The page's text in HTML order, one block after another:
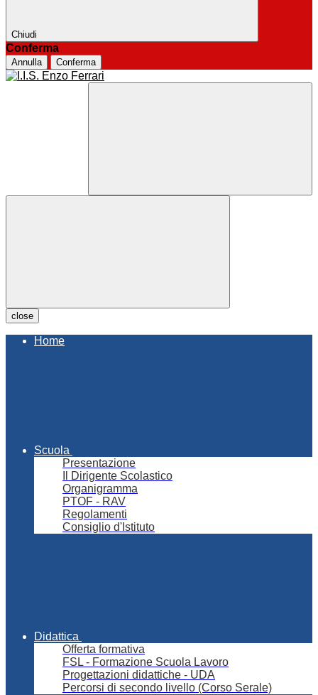
Chiudi
Conferma
Annulla Conferma
close
Home
Scuola
Presentazione
Il Dirigente Scolastico
Organigramma
PTOF - RAV
Regolamenti
Consiglio d'Istituto
Didattica
Offerta formativa
FSL - Formazione Scuola Lavoro
Progettazioni didattiche - UDA
Percorsi di secondo livello (Corso Serale)